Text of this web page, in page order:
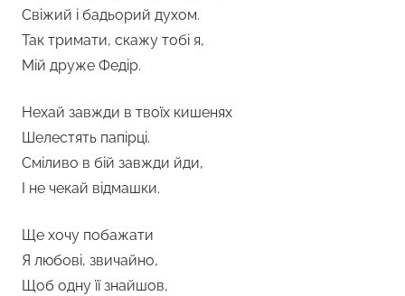
Свіжий і бадьорий духом.
Так тримати, скажу тобі я,
Мій друже Федір.
Нехай завжди в твоїх кишенях
Шелестять папірці.
Сміливо в бій завжди йди,
І не чекай відмашки.
Ще хочу побажати
Я любові, звичайно,
Щоб одну її знайшов,